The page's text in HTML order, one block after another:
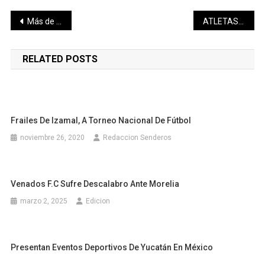
Navegación
de
entradas
Más de mil personas festejan el primer aniversario del Palacio de la Música
RELATED POSTS
Frailes De Izamal, A Torneo Nacional De Fútbol
noviembre 26, 2020 Redaccion Senderos
Venados F.C Sufre Descalabro Ante Morelia
marzo 2, 2025 Edicion
Presentan Eventos Deportivos De Yucatán En México